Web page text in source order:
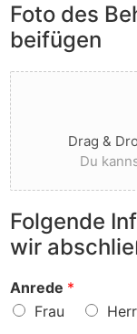
v
o
r
g
e
w
o
r
f
e
n
?
l
i
e
t
I
h
n
e
n
v
o
r
?
e
A
n
e
r
k
u
n
g
e
n
z
u
S
a
c
Foto des
beifügen
D
a
t
e
i
h
o
h
l
d
e
n
Drag &
Du
Folgende
wir
Anrede *
Frau
Herr